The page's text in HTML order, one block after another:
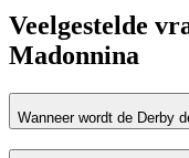
Veelgestelde
Madonnina
Wanneer wordt de Derby